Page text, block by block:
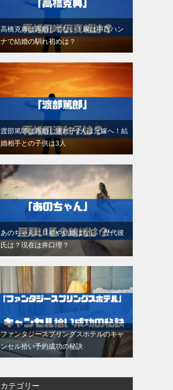
高橋克典は再婚してない！嫁は中西ハン
ナで結婚の馴れ初めは？
渡部篤郎は再婚し連れ子2人は元嫁へ！結
婚相手との子供は3人
あのちゃんに旦那や結婚はなし！歴代彼
氏は？現在は井口理？
ファンタジースプリングスホテルのキャ
ンセル拾い予約成功の秘訣
カテゴリー